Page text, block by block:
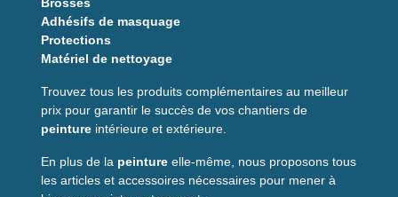
Conseil d'utilisation
Préparez le support (dépoussiérage, réparations), puis
chargez le manchon en peinture en le roulant doucement.
uniforme.
Points forts
✅ Gain de temps grâce à uneexcellente chargede
peinture
Adhésifs de masquage
Protections
Matériel de nettoyage
Trouvez tous les produits complémentaires au meilleur
prix pour garantir le succès de vos chantiers de
peinture intérieure et extérieure.
En plus de la peinture elle-même, nous proposons tous
les articles et accessoires nécessaires pour mener à